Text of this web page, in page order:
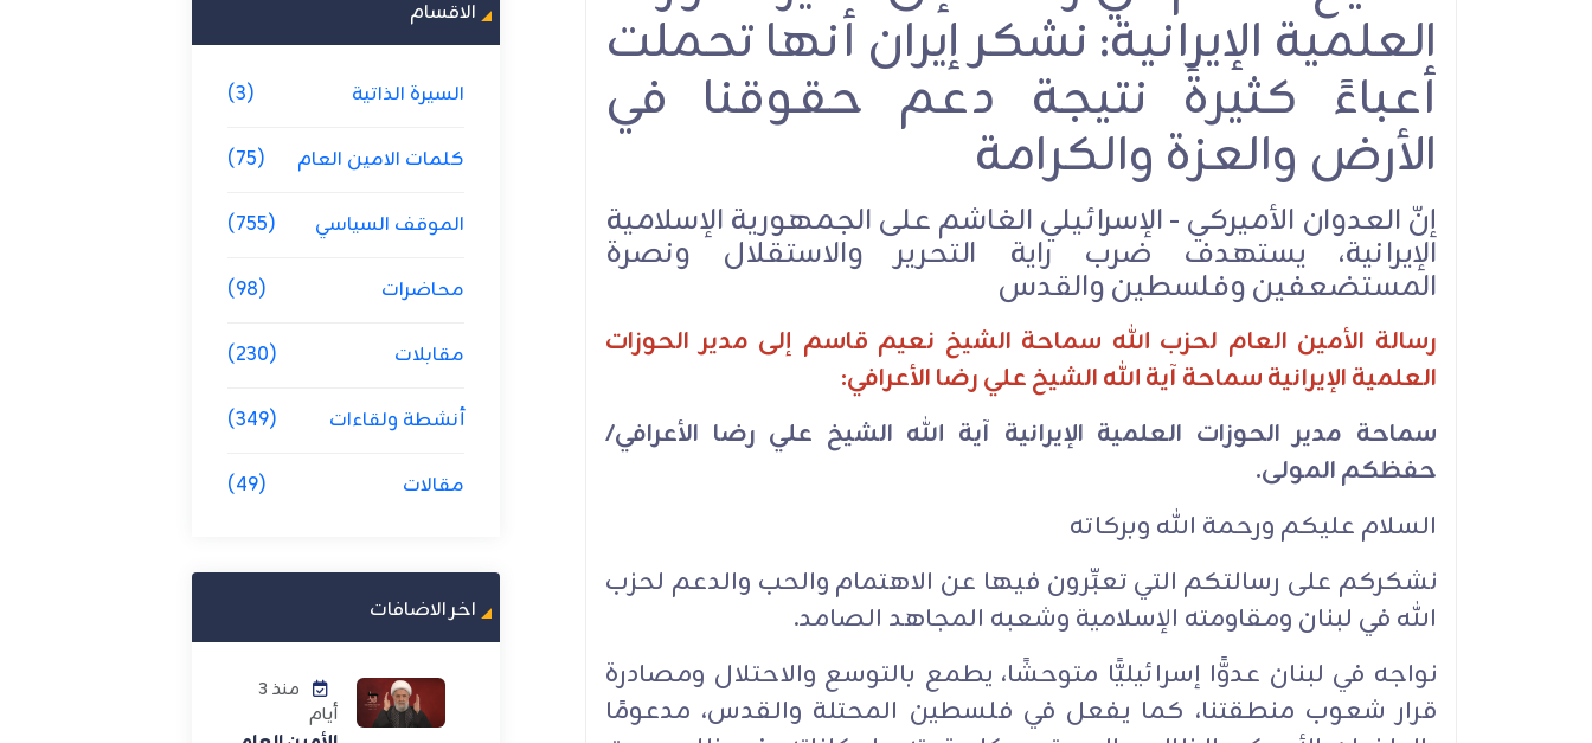
العلمية الإيرانية: نشكر إيران أنها تحملت
أعباءً كثيرةً نتيجة دعم حقوقنا في
الأرض والعزة والكرامة
إنّ العدوان الأميركي - الإسرائيلي الغاشم على الجمهورية الإسلامية
الإيرانية، يستهدف ضرب راية التحرير والاستقلال ونصرة
المستضعفين وفلسطين والقدس
رسالة الأمين العام لحزب الله سماحة الشيخ نعيم قاسم إلى مدير الحوزات
العلمية الإيرانية سماحة آية الله الشيخ علي رضا الأعرافي:
سماحة مدير الحوزات العلمية الإيرانية آية الله الشيخ علي رضا الأعرافي/
حفظكم المولى.
السلام عليكم ورحمة الله وبركاته
نشكركم على رسالتكم التي تعبِّرون فيها عن الاهتمام والحب والدعم لحزب
الله في لبنان ومقاومته الإسلامية وشعبه المجاهد الصامد.
نواجه في لبنان عدوًّا إسرائيليًّا متوحشًا، يطمع بالتوسع والاحتلال ومصادرة
قرار شعوب منطقتنا، كما يفعل في فلسطين المحتلة والقدس، مدعومًا
الاقسام
السيرة الذاتية (3)
كلمات الامين العام (75)
الموقف السياسي (755)
محاضرات (98)
مقابلات (230)
أنشطة ولقاءات (349)
مقالات (49)
اخر الاضافات
منذ 3
أيام